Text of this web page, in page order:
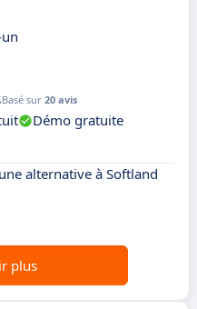
Basé sur 20 avis
Démo gratuite
alternative à Softland
plus